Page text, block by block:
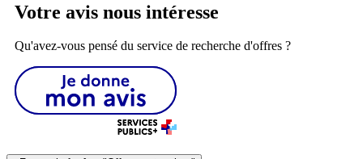
Votre avis nous intéresse
Qu'avez-vous pensé du service de recherche d'offres ?